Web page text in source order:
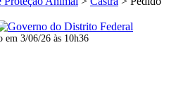
em 3/06/26 às 10h36